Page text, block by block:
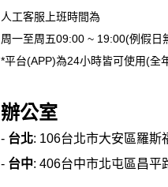
人工客服上班時間為
周一至周五09:00 ~ 19:00(例假日
*平台(APP)為24小時皆可使用(全
辦公室
- 台北: 106台北市大安區羅斯
- 台中: 406台中市北屯區昌平